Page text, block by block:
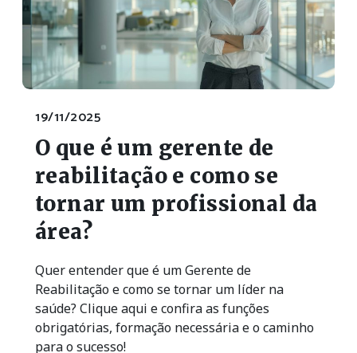
19/11/2025
O que é um gerente de
reabilitação e como se
tornar um profissional da
área?
Quer entender que é um Gerente de
Reabilitação e como se tornar um líder na
saúde? Clique aqui e confira as funções
obrigatórias, formação necessária e o caminho
para o sucesso!